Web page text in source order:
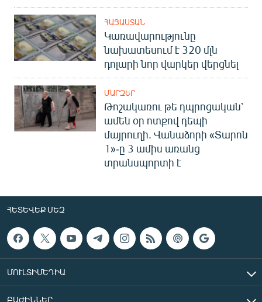
ՀԱՅԱՍՏԱՆ
Կառավարությունը
նախատեսում է 320 մլն
դոլարի նոր վարկեր վերցնել
ՄԱՐԶԵՐ
Թոշակառու թե դպրոցական՝
ամեն օր ոտքով դեպի
մայրուղի. Վանաձորի «Տարոն
1»-ը 3 ամիս առանց
տրանսպորտի է
ՀԵՏԵՎԵՔ ՄԵԶ
ՄՈՒԼՏԻՄԵԴԻԱ
ԲԱԺԻՆՆԵՐ